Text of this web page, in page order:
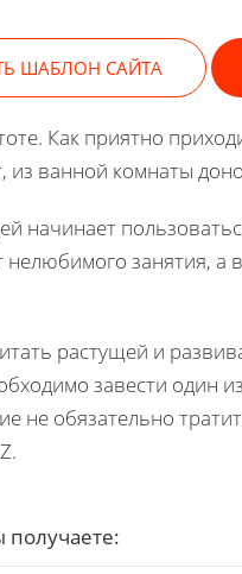
ШАБЛОН САЙТА
Как приятно
из ванной комнаты
начинает
занятия, а
растущей и
завести один
не обязательно
получаете: